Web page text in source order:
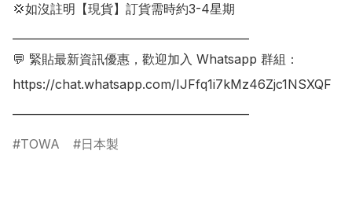
💢如沒註明【現貨】訂貨需時約3-4星期
💬 緊貼最新資訊優惠，歡迎加入 Whatsapp 群組：
https://chat.whatsapp.com/IJFfq1i7kMz46Zjc1NSXQF
TOWA 日本製